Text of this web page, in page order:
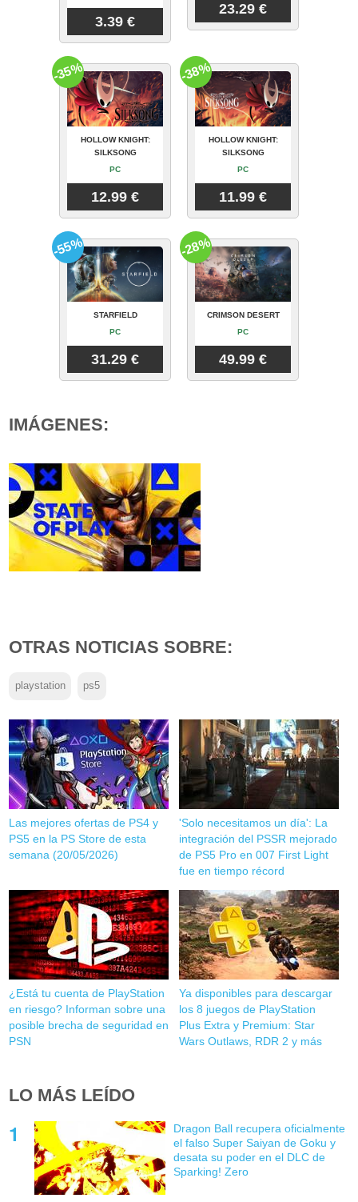
3.39 €
23.29 €
HOLLOW KNIGHT:
SILKSONG
PC
12.99 €
-35%
HOLLOW KNIGHT:
SILKSONG
PC
11.99 €
-38%
STARFIELD
PC
31.29 €
-55%
CRIMSON DESERT
PC
49.99 €
-28%
IMÁGENES:
OTRAS NOTICIAS SOBRE:
playstation ps5
Las mejores ofertas de PS4 y
PS5 en la PS Store de esta
semana (20/05/2026)
'Solo necesitamos un día': La
integración del PSSR mejorado
de PS5 Pro en 007 First Light
fue en tiempo récord
¿Está tu cuenta de PlayStation
en riesgo? Informan sobre una
posible brecha de seguridad en
PSN
Ya disponibles para descargar
los 8 juegos de PlayStation
Plus Extra y Premium: Star
Wars Outlaws, RDR 2 y más
LO MÁS LEÍDO
Dragon Ball recupera oficialmente
el falso Super Saiyan de Goku y
desata su poder en el DLC de
Sparking! Zero